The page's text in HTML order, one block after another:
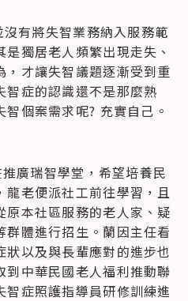
有將失智業務納入服務範
獨居老人頻繁出現走失、
才讓失智議題逐漸受到重
智症的認識還不是那麼熟
個案需求呢? 充實自己。
廣瑞智學堂，希望培養民
龍老便派社工前往學習，且
原本社區服務的老人家、疑
體進行招生。蘭因主任看
以及與長輩應對的進步也
到中華民國老人福利推動聯
症照護指導員研修訓練進